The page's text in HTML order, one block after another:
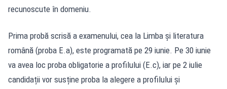
recunoscute în domeniu.
Prima probă scrisă a examenului, cea la Limba și literatura
română (proba E.a), este programată pe 29 iunie. Pe 30 iunie
va avea loc proba obligatorie a profilului (E.c), iar pe 2 iulie
candidații vor susține proba la alegere a profilului și